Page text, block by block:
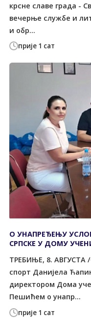
прије 1 сат
крсне славе града -
вечерње службе и
и обр...
прије 1 сат
О УНАПРЕЂЕЊУ
СРПСКЕ У ДОМУ
ТРЕБИЊЕ, 8. АВГУСТА
спорт Данијела
директором Дома
Пешићем о унапр...